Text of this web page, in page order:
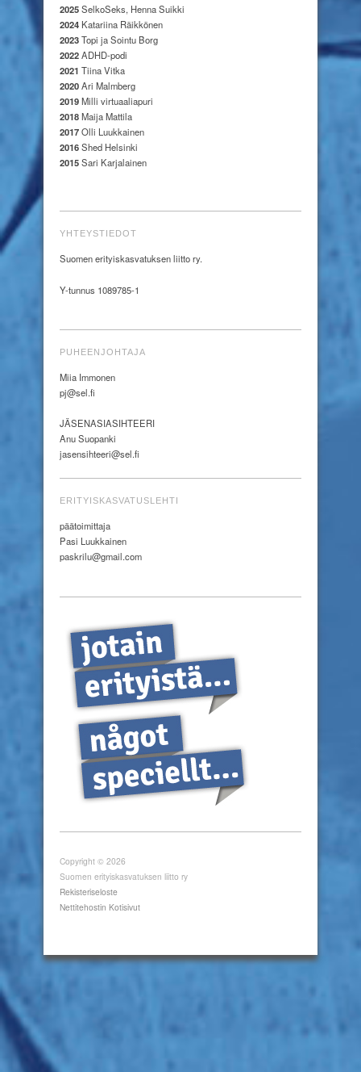
2025SelkoSeks, Henna Suikki
2024 Katariina Räikkönen
2023Topi ja Sointu Borg
2022ADHD-podi
2021 Tiina Vitka
2020Ari Malmberg
2019Milli virtuaaliapuri
2018Maija Mattila
2017Olli Luukkainen
2016Shed Helsinki
2015Sari Karjalainen
YHTEYSTIEDOT
Suomen erityiskasvatuksen liitto ry.
Y-tunnus 1089785-1
PUHEENJOHTAJA
Miia Immonen
pj@sel.fi
JÄSENASIASIHTEERI
Anu Suopanki
jasensihteeri@sel.fi
ERITYISKASVATUSLEHTI
päätoimittaja
Pasi Luukkainen
paskrilu@gmail.com
Copyright © 2026
Suomen erityiskasvatuksen liitto ry
Rekisteriseloste
Nettitehostin Kotisivut